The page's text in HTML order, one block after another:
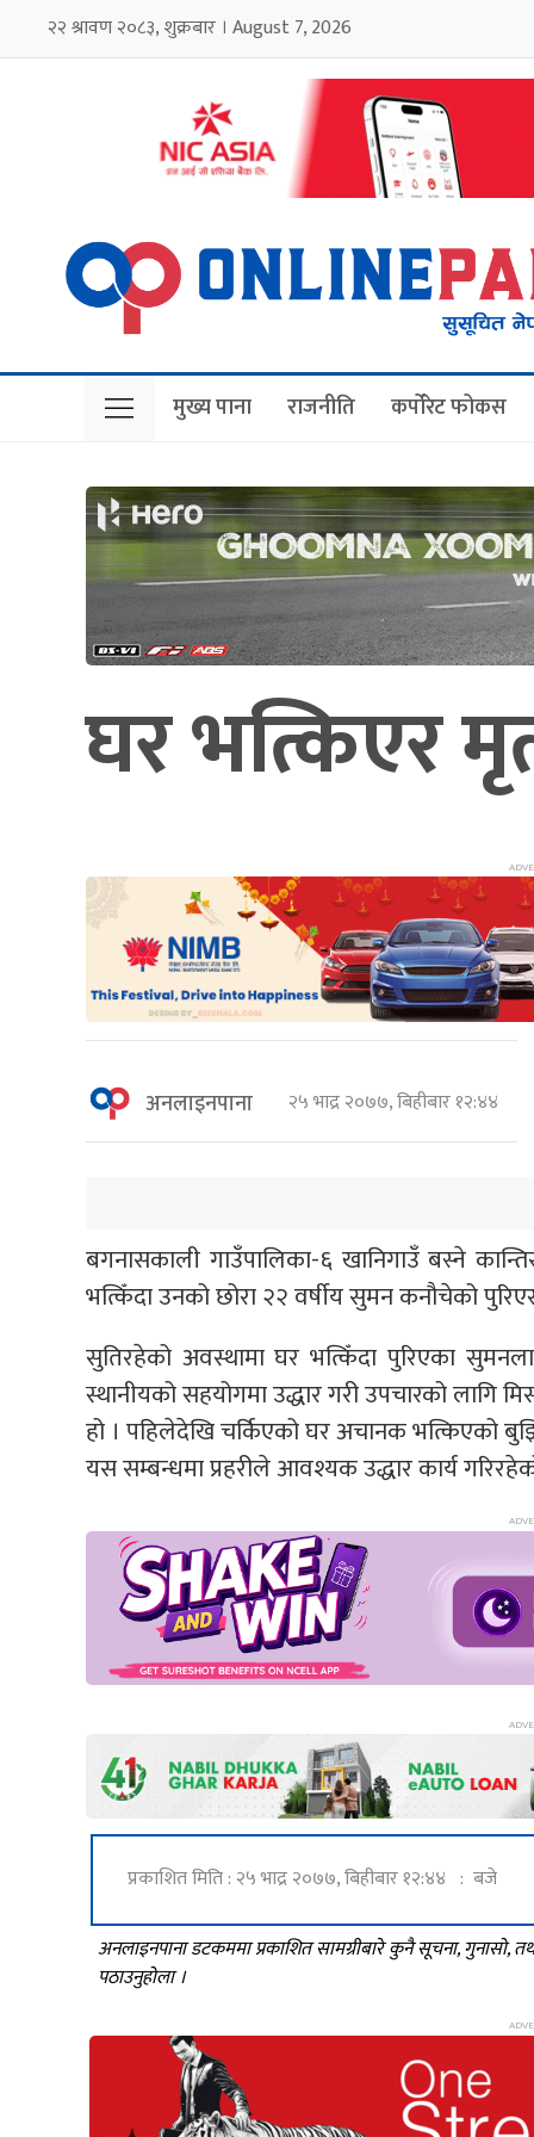
२२ श्रावण २०८३, शुक्रबार । August 7, 2026
मुख्य पाना राजनीति कर्पोरेट फोकस
घर भत्किएर
अनलाइनपाना २५ भाद्र २०७७, बिहीबार १२:४४
बगनासकाली गाउँपालिका-६ खानिगाउँ बस्ने
भत्किँदा उनको छोरा २२ वर्षीय सुमन कनौचेको
सुतिरहेको अवस्थामा घर भत्किँदा पुरिएका
स्थानीयको सहयोगमा उद्धार गरी उपचारको लागि
हो । पहिलेदेखि चर्किएको घर अचानक भत्किएको
यस सम्बन्धमा प्रहरीले आवश्यक उद्धार कार्य
प्रकाशित मिति : २५ भाद्र २०७७, बिहीबार १२:४४ : बजे
अनलाइनपाना डटकममा प्रकाशित सामग्रीबारे कुनै सूचना, गुनासो,
पठाउनुहोला ।